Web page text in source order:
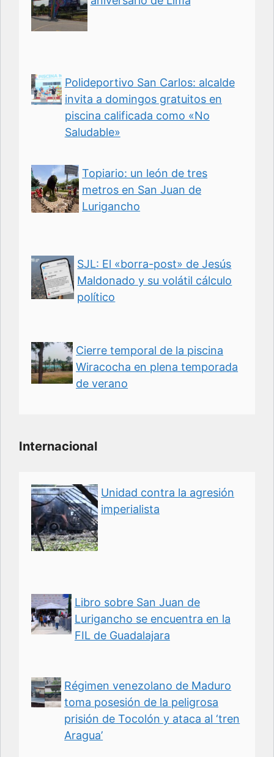
Polideportivo San Carlos: alcalde
invita a domingos gratuitos en
piscina calificada como «No
Saludable»
Topiario: un león de tres
metros en San Juan de
Lurigancho
SJL: El «borra-post» de Jesús
Maldonado y su volátil cálculo
político
Cierre temporal de la piscina
Wiracocha en plena temporada
de verano
Internacional
Unidad contra la agresión
imperialista
Libro sobre San Juan de
Lurigancho se encuentra en la
FIL de Guadalajara
Régimen venezolano de Maduro
toma posesión de la peligrosa
prisión de Tocolón y ataca al ‘tren
Aragua’